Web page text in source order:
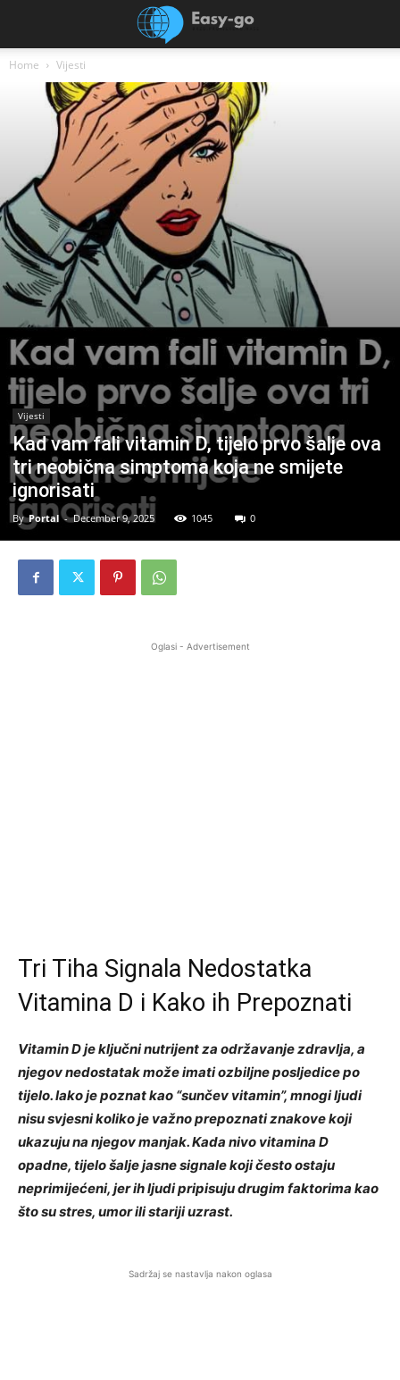
Home Vijesti
Vijesti
Kad vam fali vitamin D, tijelo prvo šalje ova
tri neobična simptoma koja ne smijete
ignorisati
By Portal - December 9, 2025 1045 0
Oglasi - Advertisement
Tri Tiha Signala Nedostatka
Vitamina D i Kako ih Prepoznati
Vitamin D je ključni nutrijent za održavanje zdravlja, a
njegov nedostatak može imati ozbiljne posljedice po
tijelo. Iako je poznat kao “sunčev vitamin”, mnogi ljudi
nisu svjesni koliko je važno prepoznati znakove koji
ukazuju na njegov manjak. Kada nivo vitamina D
opadne, tijelo šalje jasne signale koji često ostaju
neprimijećeni, jer ih ljudi pripisuju drugim faktorima kao
što su stres, umor ili stariji uzrast.
Sadržaj se nastavlja nakon oglasa